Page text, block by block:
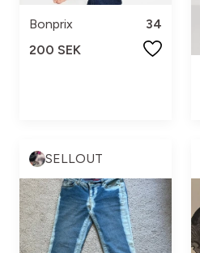
Bonprix
34
200 SEK
SELLOUT